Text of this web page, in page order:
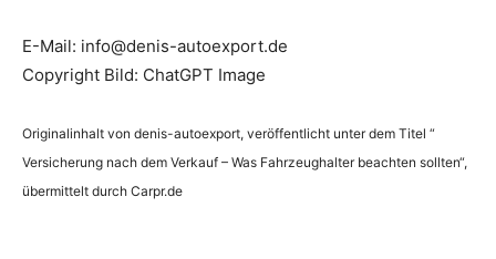
E-Mail: info@denis-autoexport.de
Copyright Bild: ChatGPT Image
Originalinhalt von denis-autoexport, veröffentlicht unter dem Titel “
Versicherung nach dem Verkauf – Was Fahrzeughalter beachten sollten“,
übermittelt durch Carpr.de